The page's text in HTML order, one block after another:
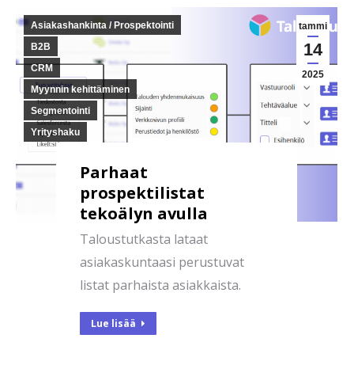
tammi
14
2025
Asiakashankinta / Prospektointi
B2B
CRM
Myynnin kehittäminen
Segmentointi
Yrityshaku
Parhaat
prospektilistat
tekoälyn avulla
Taloustutkasta lataat
asiakaskuntaasi perustuvat
listat parhaista asiakkaista.
Lue lisää